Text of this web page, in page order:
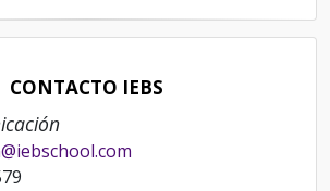
CONTACTO IEBS